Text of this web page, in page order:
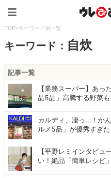
TOP>キーワード別一覧
キーワード： 自炊
記事一覧
【業務スーパー】あ
品5品」高騰する野菜
カルディ、凄っ…！か
ルメ5品」が優秀すぎた
【平野レミインタビュ
い！絶品「簡単レシピ」